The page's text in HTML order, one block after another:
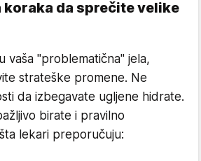
da sprečite velike
vaša "problematična" jela,
strateške promene. Ne
da izbegavate ugljene hidrate.
birate i pravilno
lekari preporučuju: